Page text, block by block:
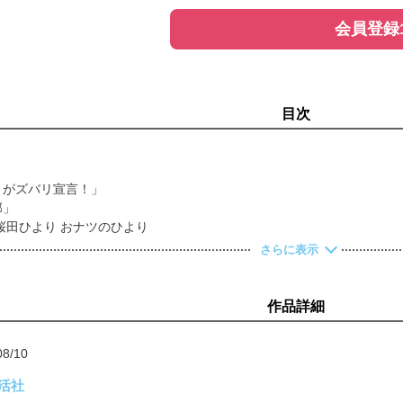
会員登
目次
ズバリ宣言！」
田ひより おナツのひより
の幕開けです × 一ノ瀬美空
プレゼント
夏がお準備 × 中野恵那
の向こう側」
さらに表示
作品詳細
10
社